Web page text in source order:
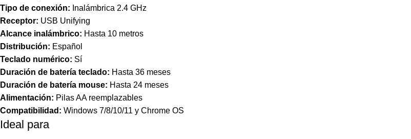
Tipo de conexión: Inalámbrica 2.4 GHz
Receptor: USB Unifying
Alcance inalámbrico: Hasta 10 metros
Distribución: Español
Teclado numérico: Sí
Duración de batería teclado: Hasta 36 meses
Duración de batería mouse: Hasta 24 meses
Alimentación: Pilas AA reemplazables
Compatibilidad: Windows 7/8/10/11 y Chrome OS
Ideal para